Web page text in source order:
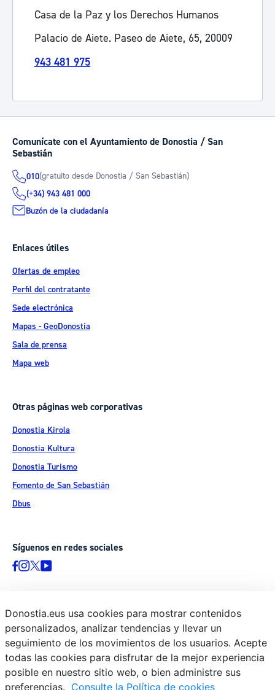
Casa de la Paz y los Derechos Humanos
Palacio de Aiete. Paseo de Aiete, 65, 20009
943 481 975
Comunícate con el Ayuntamiento de Donostia / San
Sebastián
010(gratuito desde Donostia / San Sebastián)
(+34) 943 481 000
Buzón de la ciudadanía
Enlaces útiles
Ofertas de empleo
Perfil del contratante
Sede electrónica
Mapas - GeoDonostia
Sala de prensa
Mapa web
Otras páginas web corporativas
Donostia Kirola
Donostia Kultura
Donostia Turismo
Fomento de San Sebastián
Dbus
Síguenos en redes sociales
© Donostiako Udala - Ayuntamiento de Donostia / San Sebastián
Ijentea 1, 20003 Donostia / San Sebastián
Aviso legal
Política de privacidad
Política de cookies
Donostia.eus usa cookies para mostrar contenidos
personalizados, analizar tendencias y llevar un
seguimiento de los movimientos de los usuarios. Acepte
todas las cookies para disfrutar de la mejor experiencia
posible en nuestro sitio web, o bien administre sus
preferencias. Consulte la Política de cookies